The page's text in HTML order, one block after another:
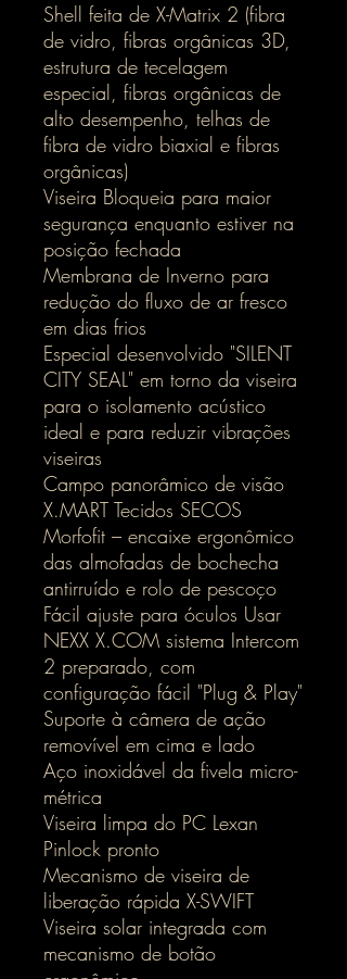
Shell feita de X-Matrix 2 (fibra
de vidro, fibras orgânicas 3D,
estrutura de tecelagem
especial, fibras orgânicas de
alto desempenho, telhas de
fibra de vidro biaxial e fibras
orgânicas)
Viseira Bloqueia para maior
segurança enquanto estiver na
posição fechada
Membrana de Inverno para
redução do fluxo de ar fresco
em dias frios
Especial desenvolvido "SILENT
CITY SEAL" em torno da viseira
para o isolamento acústico
ideal e para reduzir vibrações
viseiras
Campo panorâmico de visão
X.MART Tecidos SECOS
Morfofit – encaixe ergonômico
das almofadas de bochecha
antirruído e rolo de pescoço
Fácil ajuste para óculos Usar
NEXX X.COM sistema Intercom
2 preparado, com
configuração fácil "Plug & Play"
Suporte à câmera de ação
removível em cima e lado
Aço inoxidável da fivela micro-
métrica
Viseira limpa do PC Lexan
Pinlock pronto
Mecanismo de viseira de
liberação rápida X-SWIFT
Viseira solar integrada com
mecanismo de botão